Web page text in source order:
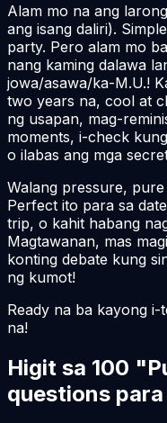
Alam mo na ang
ang isang daliri).
party. Pero alam mo
nang kaming dalawa
jowa/asawa/ka-M.U.!
two years na, cool at
ng usapan, mag-
moments, i-check
o ilabas ang mga
Walang pressure,
Perfect ito para sa
trip, o kahit habang
Magtawanan, mas
konting debate kung
ng kumot!
Ready na ba kayong i-
na!
Higit sa 100
questions